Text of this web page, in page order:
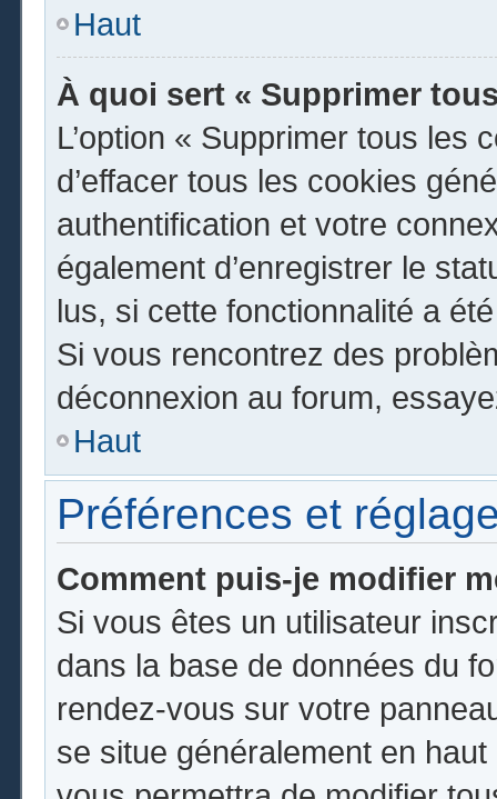
Haut
À quoi sert « Supprimer
L’option « Supprimer tous les
d’effacer tous les cookies
authentification et votre
également d’enregistrer le
lus, si cette fonctionnalité a
Si vous rencontrez des
déconnexion au forum,
Haut
Préférences et
Comment puis-je modifier
Si vous êtes un utilisateur
dans la base de données du
rendez-vous sur votre
se situe généralement en